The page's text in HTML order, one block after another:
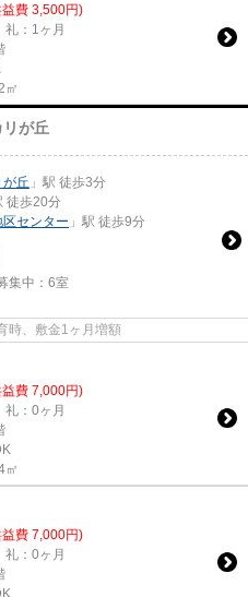
費 3,500円)
礼：1ヶ月
㎡
が丘
丘 」駅 徒歩3分
徒歩20分
区センター 」駅 徒歩9分
集中： 6室
、敷金1ヶ月増額
費 7,000円)
礼：0ヶ月
㎡
費 7,000円)
礼：0ヶ月